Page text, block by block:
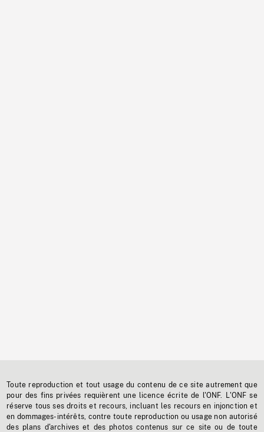
Toute reproduction et tout usage du contenu de ce site autrement que
pour des fins privées requièrent une licence écrite de l'ONF. L'ONF se
réserve tous ses droits et recours, incluant les recours en injonction et
en dommages-intérêts, contre toute reproduction ou usage non autorisé
des plans d'archives et des photos contenus sur ce site ou de toute